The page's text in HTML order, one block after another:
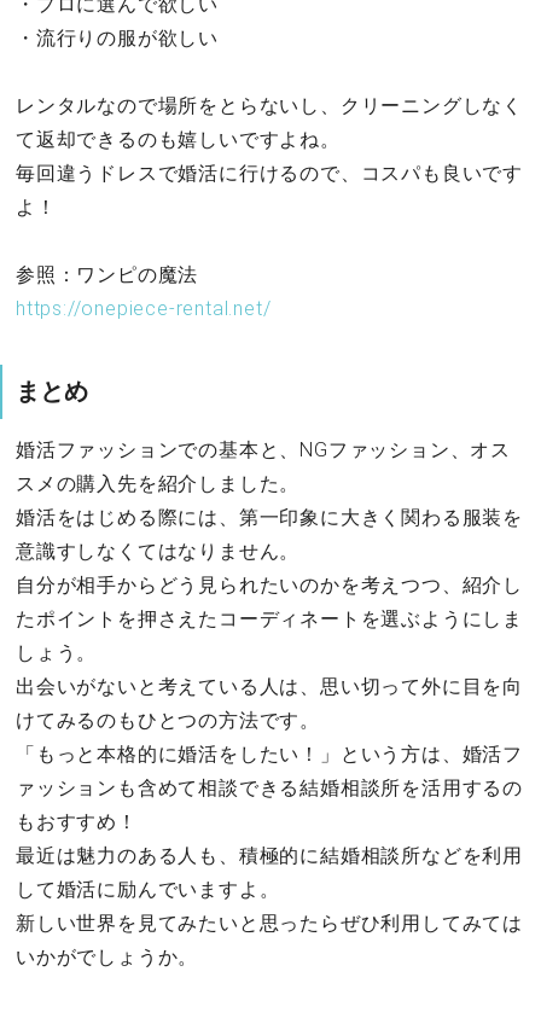
・プロに選んで欲しい
・流行りの服が欲しい
レンタルなので場所をとらないし、クリーニングしなく
て返却できるのも嬉しいですよね。
毎回違うドレスで婚活に行けるので、コスパも良いです
よ！
参照：ワンピの魔法
https://onepiece-rental.net/
まとめ
婚活ファッションでの基本と、NGファッション、オス
スメの購入先を紹介しました。
婚活をはじめる際には、第一印象に大きく関わる服装を
意識すしなくてはなりません。
自分が相手からどう見られたいのかを考えつつ、紹介し
たポイントを押さえたコーディネートを選ぶようにしま
しょう。
出会いがないと考えている人は、思い切って外に目を向
けてみるのもひとつの方法です。
「もっと本格的に婚活をしたい！」という方は、婚活フ
ァッションも含めて相談できる結婚相談所を活用するの
もおすすめ！
最近は魅力のある人も、積極的に結婚相談所などを利用
して婚活に励んでいますよ。
新しい世界を見てみたいと思ったらぜひ利用してみては
いかがでしょうか。